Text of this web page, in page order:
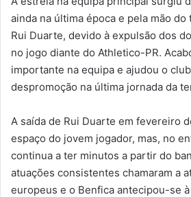
ainda na última época e pela mão
Rui Duarte, devido à expulsão dos
no jogo diante do Athletico-PR.
importante na equipa e ajudou o
despromoção na última jornada da
A saída de Rui Duarte em fevereiro
espaço do jovem jogador, mas, no
continua a ter minutos a partir do
atuações consistentes chamaram a
europeus e o Benfica antecipou-se